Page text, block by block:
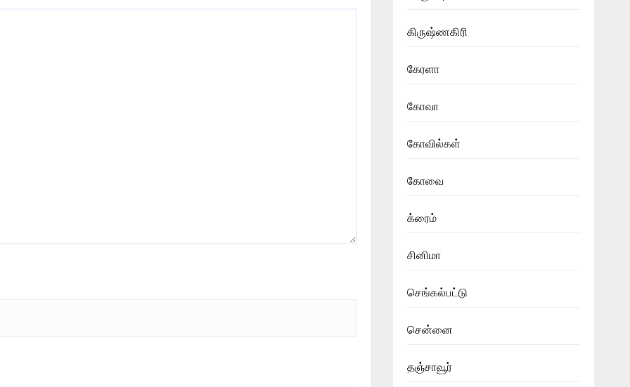
கிருஷ்ணகிரி
கேரளா
கோவா
கோவில்கள்
கோவை
க்ரைம்
சினிமா
செங்கல்பட்டு
சென்னை
தஞ்சாவூர்